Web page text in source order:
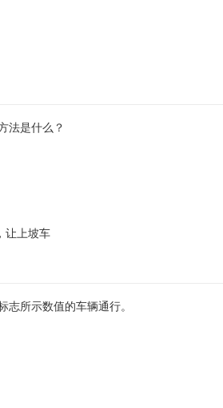
法是什么？
让上坡车
所示数值的车辆通行。